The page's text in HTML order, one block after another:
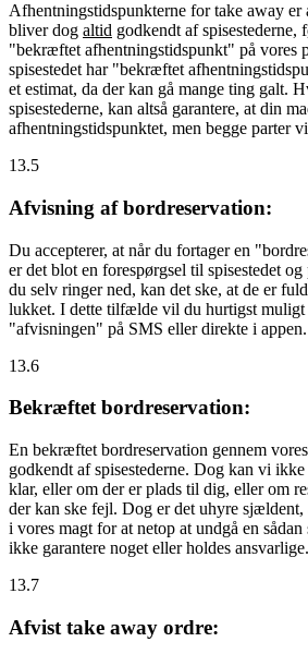
Afhentningstidspunkterne for take away er
bliver dog altid godkendt af spisestederne,
"bekræftet afhentningstidspunkt" på vores
spisestedet har "bekræftet
et estimat, da der kan gå mange ting galt.
spisestederne, kan altså garantere, at din
afhentningstidspunktet, men begge parter
13.5
Afvisning af bordreservation:
Du accepterer, at når du fortager en
er det blot en forespørgsel til spisestedet og
du selv ringer ned, kan det ske, at de er
lukket. I dette tilfælde vil du hurtigst
"afvisningen" på SMS eller direkte i appen.
13.6
Bekræftet bordreservation:
En bekræftet bordreservation gennem
godkendt af spisestederne. Dog kan vi
klar, eller om der er plads til dig, eller om
der kan ske fejl. Dog er det uhyre sjældent,
i vores magt for at netop at undgå en
ikke garantere noget eller holdes ansvarlige.
13.7
Afvist take away ordre: